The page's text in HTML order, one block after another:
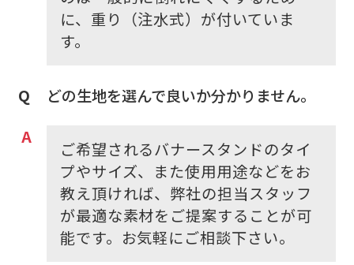
に、重り（注水式）が付いていま
す。
どの生地を選んで良いか分かりません。
ご希望されるバナースタンドのタイ
プやサイズ、また使用用途などをお
教え頂ければ、弊社の担当スタッフ
が最適な素材をご提案することが可
能です。お気軽にご相談下さい。